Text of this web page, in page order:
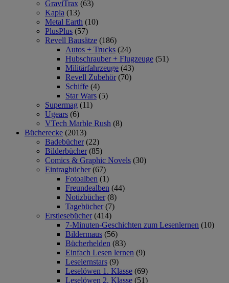
GraviTrax (63)
Kapla (13)
Metal Earth (10)
PlusPlus (57)
Revell Bausätze (186)
Autos + Trucks (24)
Hubschrauber + Flugzeuge (51)
Militärfahrzeuge (43)
Revell Zubehör (70)
Schiffe (4)
Star Wars (5)
Supermag (11)
Ugears (6)
VTech Marble Rush (8)
Bücherecke (2013)
Badebücher (22)
Bilderbücher (85)
Comics & Graphic Novels (30)
Eintragbücher (67)
Fotoalben (1)
Freundealben (44)
Notizbücher (8)
Tagebücher (7)
Erstlesebücher (414)
7-Minuten-Geschichten zum Lesenlernen (10)
Bildermaus (56)
Bücherhelden (83)
Einfach Lesen lernen (9)
Leselernstars (9)
Leselöwen 1. Klasse (69)
Leselöwen 2. Klasse (51)